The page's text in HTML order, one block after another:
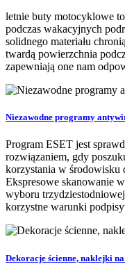
letnie buty motocyklowe
podczas wakacyjnych
solidnego materiału
twardą powierzchnia
zapewniają one nam
Niezawodne programy
Program ESET jest
rozwiązaniem, gdy
korzystania w
Ekspresowe skanowanie
wyboru
korzystne warunki
Dekoracje ścienne, naklejki